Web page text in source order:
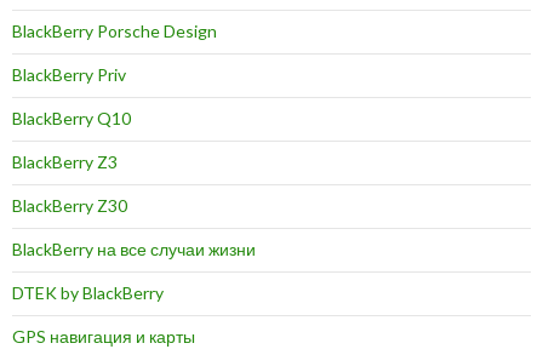
BlackBerry Porsche Design
BlackBerry Priv
BlackBerry Q10
BlackBerry Z3
BlackBerry Z30
BlackBerry на все случаи жизни
DTEK by BlackBerry
GPS навигация и карты